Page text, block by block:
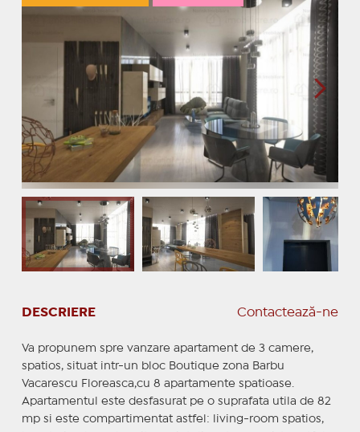
DESCRIERE Contactează-ne
Va propunem spre vanzare apartament de 3 camere,
spatios, situat intr-un bloc Boutique zona Barbu
Vacarescu Floreasca,cu 8 apartamente spatioase.
Apartamentul este desfasurat pe o suprafata utila de 82
mp si este compartimentat astfel: living-room spatios,